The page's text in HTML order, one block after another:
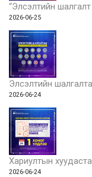
“Элсэлтийн
2026-06-25
Элсэлтийн
2026-06-24
Хариултын
2026-06-24